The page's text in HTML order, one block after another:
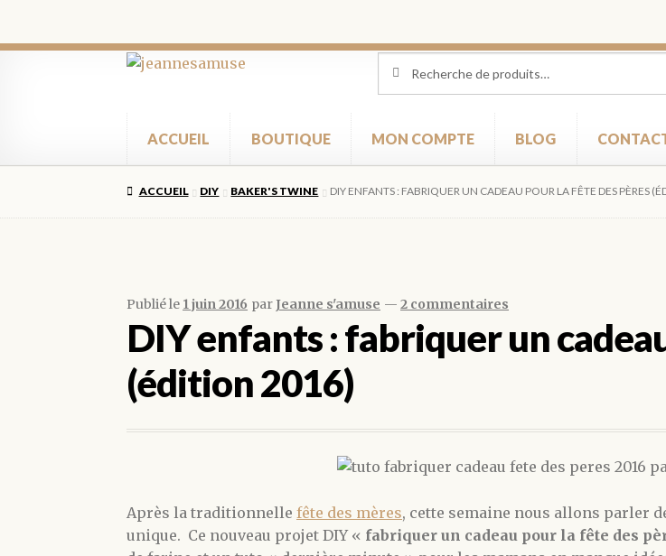
Aller
navigation
Aller
pour :
ACCUEIL BOUTIQUE MON COMPTE BLOG
ACCUEIL DIY BAKER'S TWINE DIY ENFANTS : FABRIQUER UN CADEAU POUR LA FÊTE DES PÈRES
Publié le 1 juin 2016 parJeanne s'amuse —2 commentaires
DIY enfants : fabriquer un
(édition 2016)
Après la traditionnellefête des mères, cette semaine nous allons parler
unique. Ce nouveau projet DIY « fabriquer un cadeau pour la fête des